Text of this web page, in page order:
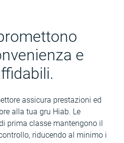
e
assicura prestazioni ed
alla tua gru Hiab. Le
prima classe mantengono il
riducendo al minimo i